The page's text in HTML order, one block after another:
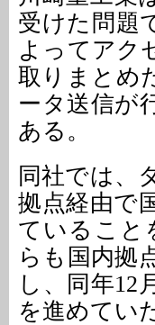
受けた問題
よってアク
取りまとめ
ータ送信が
ある。
同社では、
拠点経由で
ていること
らも国内拠
し、同年12
を進めてい